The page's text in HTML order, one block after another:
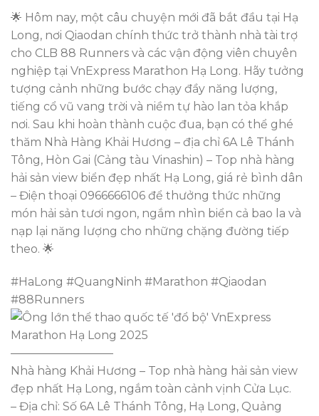
🌟 Hôm nay, một câu chuyện mới đã bắt đầu tại Hạ
Long, nơi Qiaodan chính thức trở thành nhà tài trợ
cho CLB 88 Runners và các vận động viên chuyên
nghiệp tại VnExpress Marathon Hạ Long. Hãy tưởng
tượng cảnh những bước chạy đầy năng lượng,
tiếng cổ vũ vang trời và niềm tự hào lan tỏa khắp
nơi. Sau khi hoàn thành cuộc đua, bạn có thể ghé
thăm Nhà Hàng Khải Hương – địa chỉ 6A Lê Thánh
Tông, Hòn Gai (Cảng tàu Vinashin) – Top nhà hàng
hải sản view biển đẹp nhất Hạ Long, giá rẻ bình dân
– Điện thoại 0966666106 để thưởng thức những
món hải sản tươi ngon, ngắm nhìn biển cả bao la và
nạp lại năng lượng cho những chặng đường tiếp
theo. 🌟
#HaLong #QuangNinh #Marathon #Qiaodan
#88Runners
—————————
Nhà hàng Khải Hương – Top nhà hàng hải sản view
đẹp nhất Hạ Long, ngắm toàn cảnh vịnh Cửa Lục.
– Địa chỉ: Số 6A Lê Thánh Tông, Hạ Long, Quảng